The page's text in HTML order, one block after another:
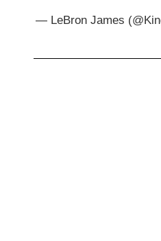
— LeBron James